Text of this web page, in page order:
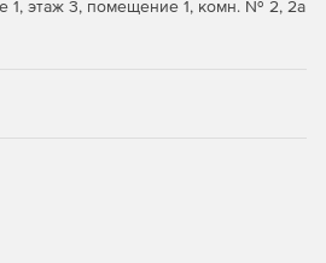
реляционных баз данных
синтаксического анализа
(зависит от редакции).
1, этаж 3, помещение 1, комн. № 2, 2а